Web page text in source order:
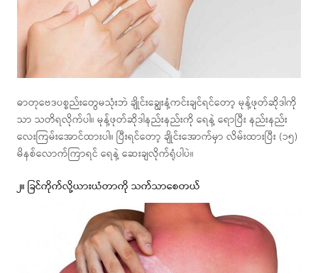
ဓာတုဗေဒပစ္စည်းတွေမသုံးဘဲ ချိုင်းချွေးနံ့ကင်းချင်ရင်တော့ မုန့်ဖုတ်ဆိုဒါကို
သာ သတိရလိုက်ပါ။ မုန့်ဖုတ်ဆိုဒါနည်းနည်းကို ရေနဲ့ ရောပြီး နည်းနည်း
လေးကြမ်းအောင်ထားပါ။ ပြီးရင်တော့ ချိုင်းအောက်မှာ လိမ်းထားပြီး (၁၅)
မိနစ်လောက်ကြာရင် ရေနဲ့ ဆေးချလိုက်ရုံပါပဲ။
၂။ ခြင်ကိုက်လို့ယားယံတာကို သက်သာစေတယ်